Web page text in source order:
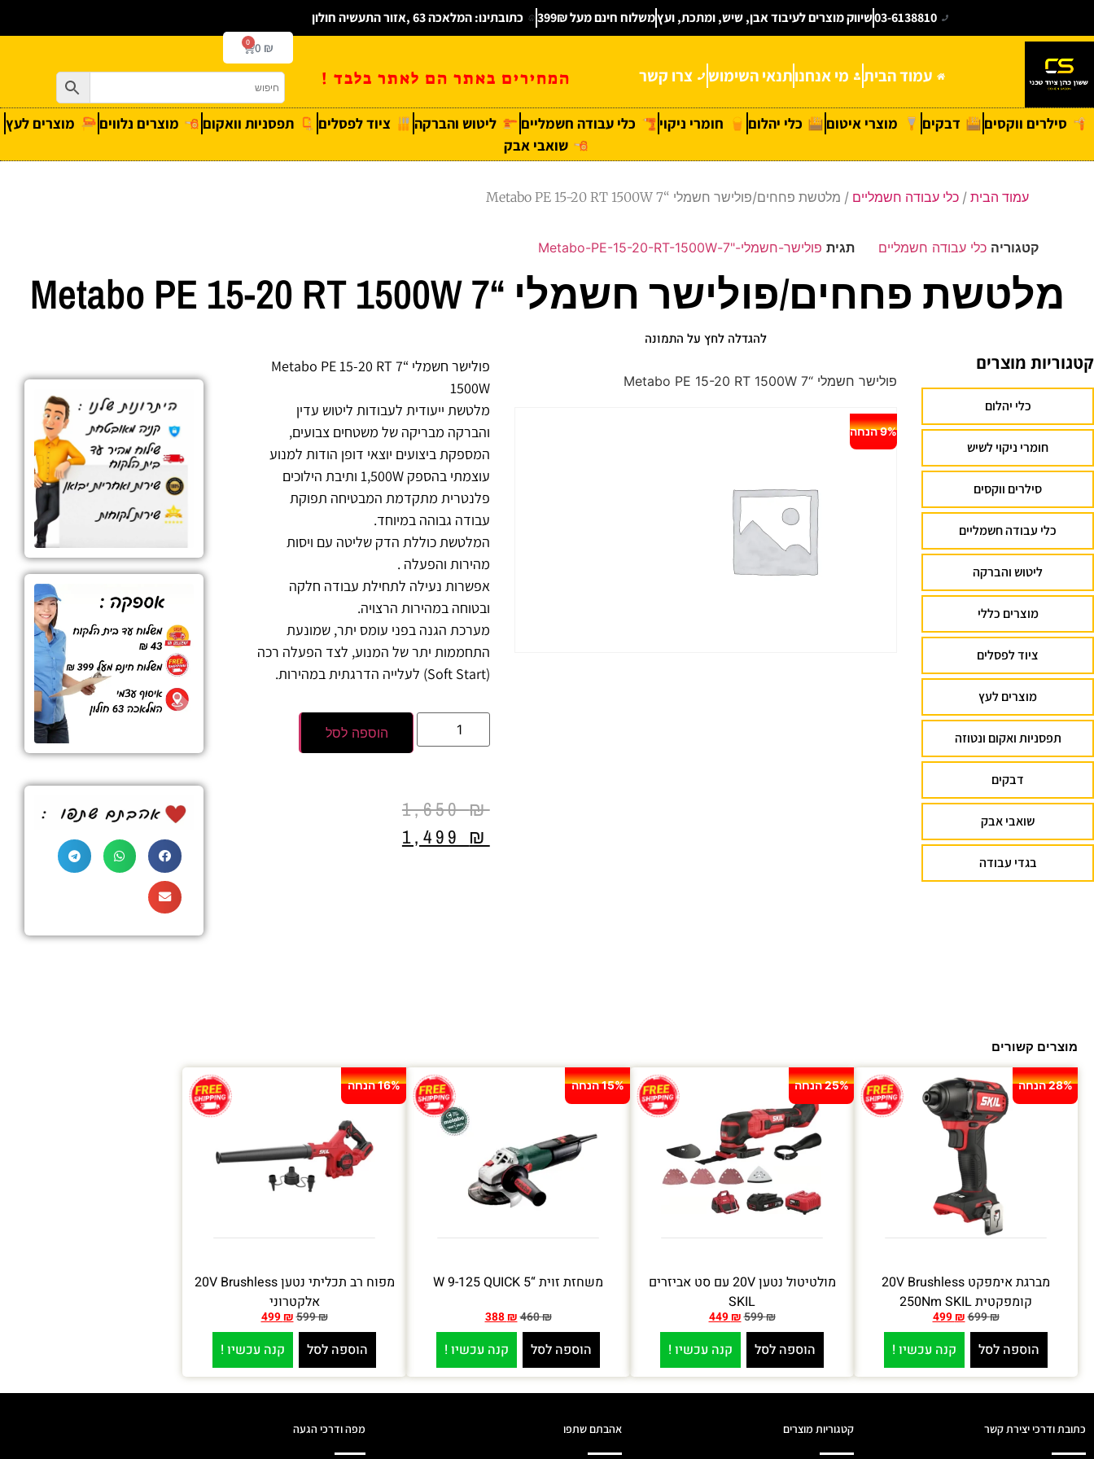
03-6138810שיווק מוצרים לעיבוד אבן, שיש, ומתכת, ועץמשלוח חינם מעל 399₪ כתובתינו: המלאכה 63 ,אזור התעשיה חולון
עמוד הבית מי אנחנותנאי השימוש צרו קשר המחירים באתר הם לאתר בלבד !
0 ₪
0
סילרים ווקסים דבקים מוצרי איטום כלי יהלום חומרי ניקוי כלי עבודה חשמליים ליטוש והברקה ציוד לפסלים תפסניות וואקום מוצרים נלווים
מוצרים לעץ
שואבי אבק
עמוד הבית / כלי עבודה חשמליים / מלטשת פחחים/פולישר חשמלי “7 Metabo PE 15-20 RT 1500W
קטגוריה כלי עבודה חשמליים תגית פולישר-חשמלי-"7-Metabo-PE-15-20-RT-1500W
מלטשת פחחים/פולישר חשמלי “7 Metabo PE 15-20 RT 1500W
קטגוריות מוצרים
כלי יהלום
חומרי ניקוי לשיש
סילרים ווקסים
כלי עבודה חשמליים
ליטוש והברקה
מוצרים כללי
ציוד לפסלים
מוצרים לעץ
תפסניות ואקום ונטוזה
דבקים
שואבי אבק
בגדי עבודה
להגדלה לחץ על התמונה
פולישר חשמלי “7 Metabo PE 15-20 RT 1500W
9% הנחה
פולישר חשמלי “7 Metabo PE 15-20 RT
1500W
מלטשת ייעודית לעבודות ליטוש עדין
והברקה מבריקה של משטחים צבועים,
המספקת ביצועים יוצאי דופן הודות למנוע
עוצמתי בהספק 1,500W ותיבת הילוכים
פלנטרית מתקדמת המבטיחה תפוקת
עבודה גבוהה במיוחד.
המלטשת כוללת הדק שליטה עם ויסות
מהירות והפעלה .
אפשרות נעילה לתחילת עבודה חלקה
ובטוחה במהירות הרצויה.
מערכת הגנה בפני עומס יתר, שמונעת
התחממות יתר של המנוע, לצד הפעלה רכה
(Soft Start) לעלייה הדרגתית במהירות.
הוספה לסל
1,650₪
1,499 ₪
מוצרים קשורים
28% הנחה
מברגת אימפקט 20V Brushless
קומפקטית 250Nm SKIL
699₪
499₪
הוספה לסל קנה עכשיו !
25% הנחה
מולטיטול נטען 20V עם סט אביזרים
SKIL
599₪
449₪
הוספה לסל קנה עכשיו !
15% הנחה
משחזת זוית “5 W 9-125 QUICK
460₪
388₪
הוספה לסל קנה עכשיו !
16% הנחה
מפוח רב תכליתי נטען 20V Brushless
אלקטרוני
599₪
499₪
הוספה לסל קנה עכשיו !
כתובת ודרכי יצירת קשר קטגוריות מוצרים אהבתם שתפו מפה ודרכי הגעה